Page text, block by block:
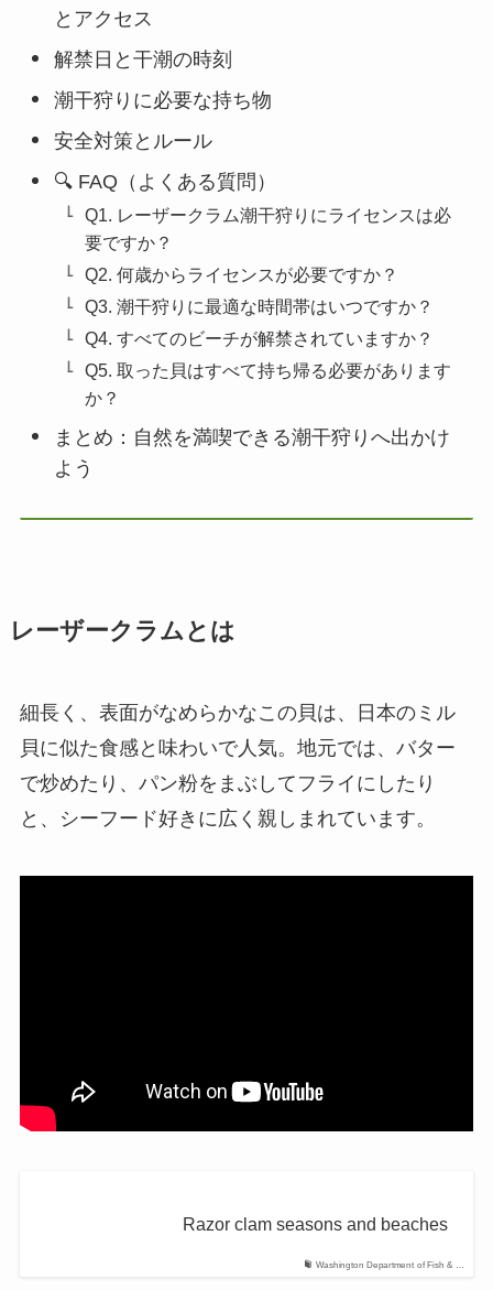
とアクセス
解禁日と干潮の時刻
潮干狩りに必要な持ち物
安全対策とルール
🔍 FAQ（よくある質問）
Q1. レーザークラム潮干狩りにライセンスは必
要ですか？
Q2. 何歳からライセンスが必要ですか？
Q3. 潮干狩りに最適な時間帯はいつですか？
Q4. すべてのビーチが解禁されていますか？
Q5. 取った貝はすべて持ち帰る必要があります
か？
まとめ：自然を満喫できる潮干狩りへ出かけ
よう
レーザークラムとは
細長く、表面がなめらかなこの貝は、日本のミル
貝に似た食感と味わいで人気。地元では、バター
で炒めたり、パン粉をまぶしてフライにしたり
と、シーフード好きに広く親しまれています。
Washington Department of Fish & …
Razor clam seasons and beaches